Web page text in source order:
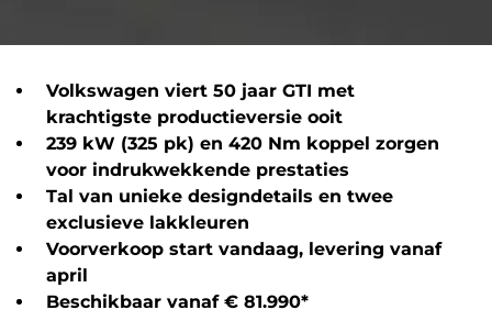
Volkswagen viert 50 jaar GTI met
krachtigste productieversie ooit
239 kW (325 pk) en 420 Nm koppel zorgen
voor indrukwekkende prestaties
Tal van unieke designdetails en twee
exclusieve lakkleuren
Voorverkoop start vandaag, levering vanaf
april
Beschikbaar vanaf € 81.990*